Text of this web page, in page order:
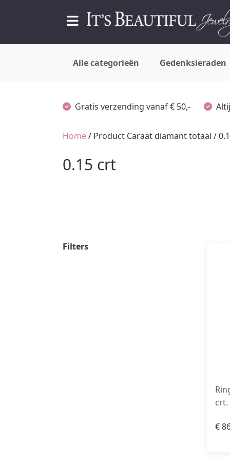
Alle categorieën Gedenksieraden
Gratis verzending vanaf € 50,-
Home/ Product Caraat diamant totaal /
0.15 crt
Filters
crt.
€